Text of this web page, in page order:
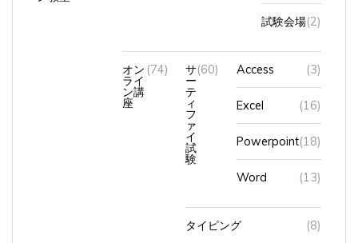
試験会場(2)
オン
ライ
ン講
座
(74) サ
ー
テ
ィ
フ
ァ
イ
試
験
(60) Access (3)
Excel (16)
Powerpoint(18)
Word (13)
タイピング (8)